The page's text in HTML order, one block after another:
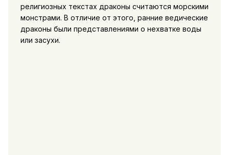
религиозных текстах драконы считаются морскими
монстрами. В отличие от этого, ранние ведические
драконы были представлениями о нехватке воды
или засухи.